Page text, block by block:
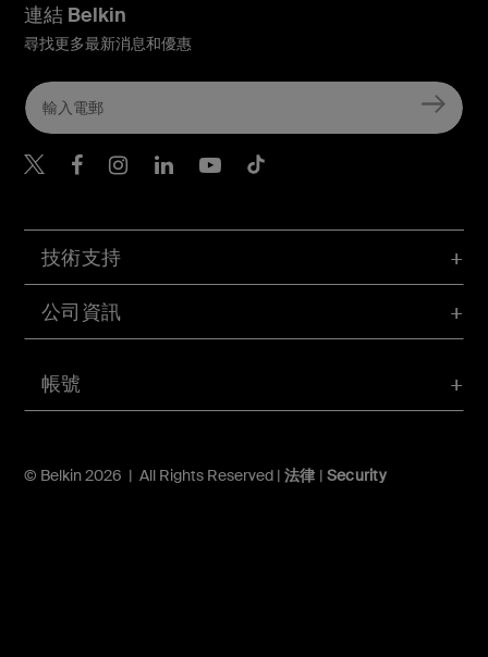
帳號
技術支持
公司資訊
© Belkin 2026 | All Rights Reserved | 法律 | Security
連結 Belkin
尋找更多最新消息和優惠
Belkin Twitter
Belkin Hong Kong
Belkin Instagram
Belkin Hong Kong
Belkin Youtube
Belkin TikTok